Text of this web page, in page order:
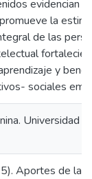
evidencian
la
de las
y
sociales
Universidad
Aportes de la